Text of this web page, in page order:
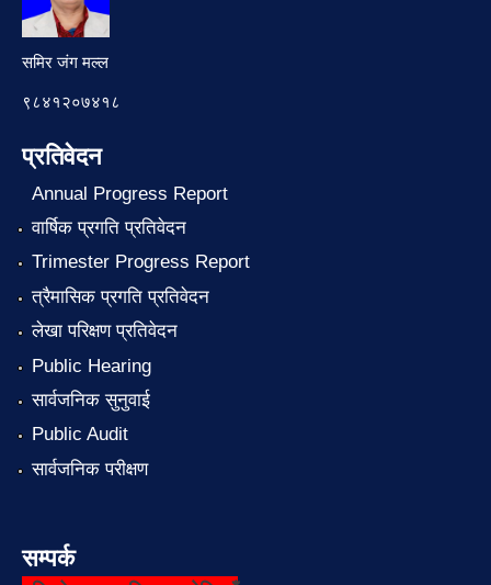
समिर जंग मल्ल
९८४१२०७४१८
प्रतिवेदन
Annual Progress Report
वार्षिक प्रगति प्रतिवेदन
Trimester Progress Report
त्रैमासिक प्रगति प्रतिवेदन
लेखा परिक्षण प्रतिवेदन
Public Hearing
सार्वजनिक सुनुवाई
Public Audit
सार्वजनिक परीक्षण
सम्पर्क